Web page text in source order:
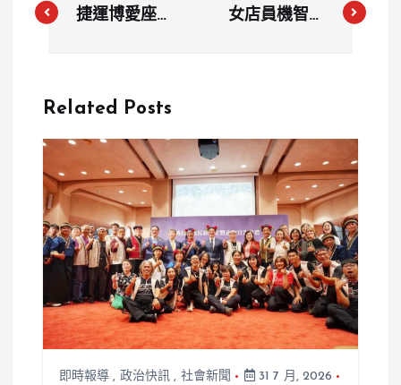
捷運博愛座風
人，作家呼籲
座」運動
女店員機智應
Related Posts
即時報導 , 政治快訊 , 社會新聞
31 7 月, 2026